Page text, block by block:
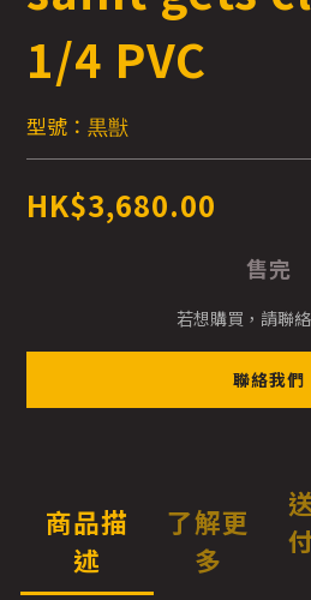
1/4 PVC
型號：黒獣
HK$3,680.00
售完
若想購買，請聯
聯絡我們
商品描
述
了解更
多